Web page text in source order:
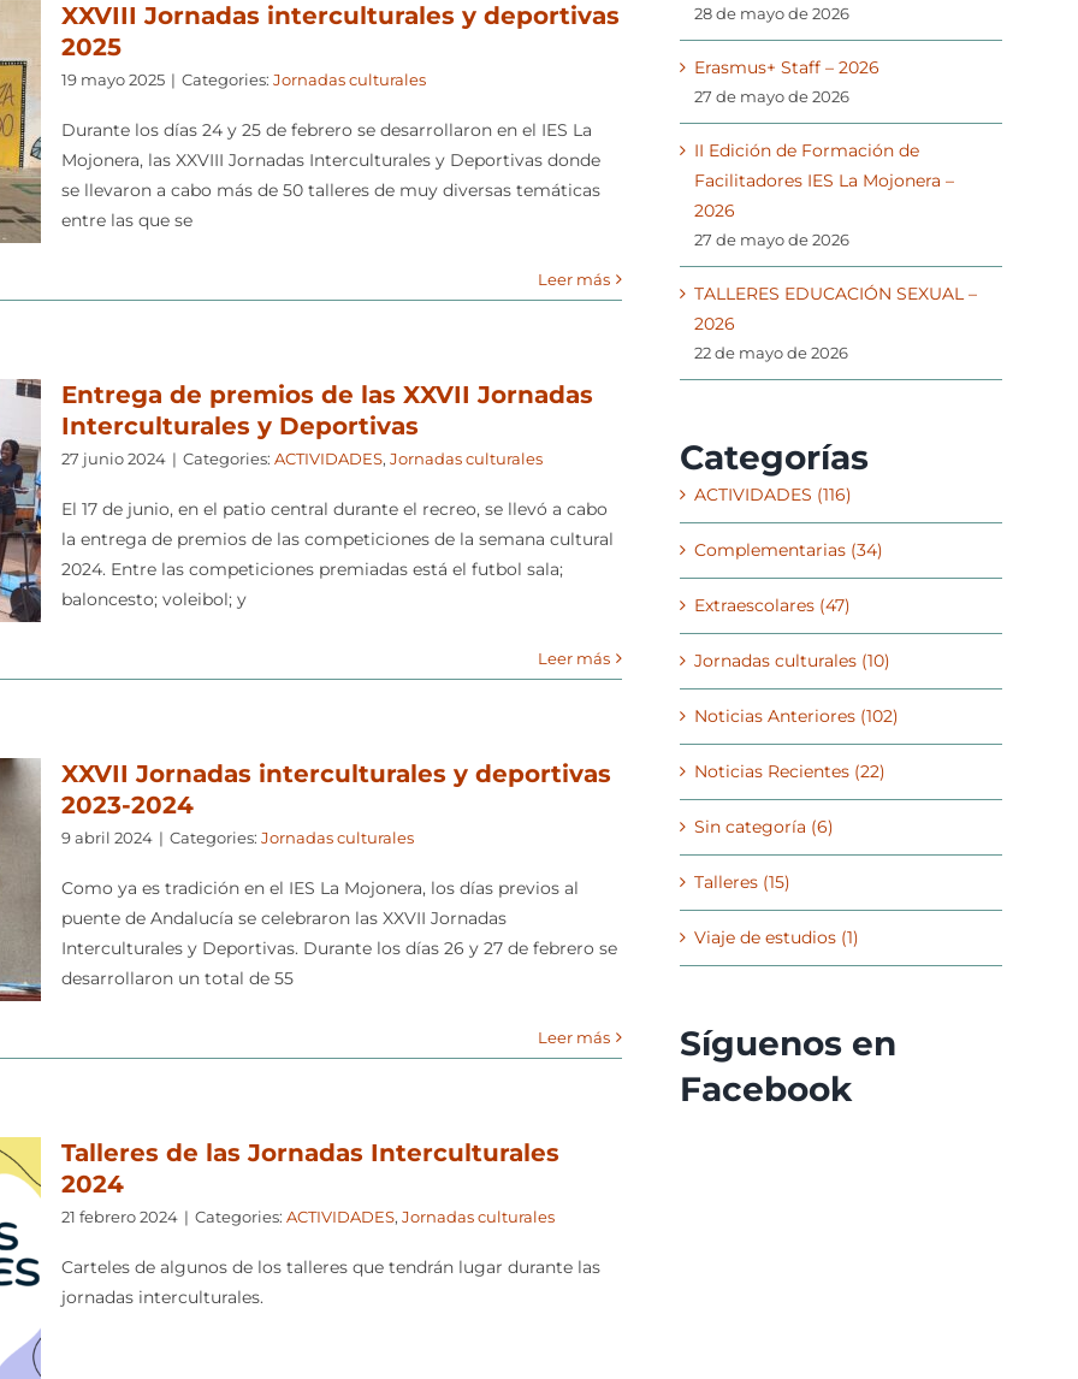
XXVIII Jornadas interculturales y deportivas
2025
19 mayo 2025 | Categories: Jornadas culturales
Durante los días 24 y 25 de febrero se desarrollaron en el IES La
Mojonera, las XXVIII Jornadas Interculturales y Deportivas donde
se llevaron a cabo más de 50 talleres de muy diversas temáticas
entre las que se
Leer más
Entrega de premios de las XXVII Jornadas
Interculturales y Deportivas
27 junio 2024 | Categories: ACTIVIDADES, Jornadas culturales
El 17 de junio, en el patio central durante el recreo, se llevó a cabo
la entrega de premios de las competiciones de la semana cultural
2024. Entre las competiciones premiadas está el futbol sala;
baloncesto; voleibol; y
Leer más
XXVII Jornadas interculturales y deportivas
2023-2024
9 abril 2024 | Categories: Jornadas culturales
Como ya es tradición en el IES La Mojonera, los días previos al
puente de Andalucía se celebraron las XXVII Jornadas
Interculturales y Deportivas. Durante los días 26 y 27 de febrero se
desarrollaron un total de 55
Leer más
Talleres de las Jornadas Interculturales
2024
21 febrero 2024 | Categories: ACTIVIDADES, Jornadas culturales
Carteles de algunos de los talleres que tendrán lugar durante las
jornadas interculturales.
28 de mayo de 2026
Erasmus+ Staff – 2026
27 de mayo de 2026
II Edición de Formación de
Facilitadores IES La Mojonera –
2026
27 de mayo de 2026
TALLERES EDUCACIÓN SEXUAL –
2026
22 de mayo de 2026
Categorías
ACTIVIDADES (116)
Complementarias (34)
Extraescolares (47)
Jornadas culturales (10)
Noticias Anteriores (102)
Noticias Recientes (22)
Sin categoría (6)
Talleres (15)
Viaje de estudios (1)
Síguenos en
Facebook